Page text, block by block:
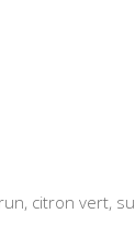
citron vert,